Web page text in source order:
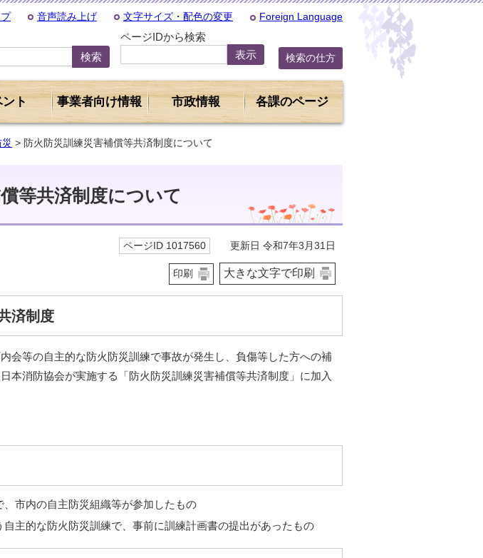
音声読み上げ 文字サイズ・配色の変更 Foreign Language
ページIDから検索
検索の仕方
ント 事業者向け情報 市政情報 各課のページ
> 防火防災訓練災害補償等共済制度について
等共済制度について
ページID 1017560 更新日 令和7年3月31日
印刷 大きな文字で印刷
済制度
会等の自主的な防火防災訓練で事故が発生し、負傷等した方への補
本消防協会が実施する「防火防災訓練災害補償等共済制度」に加入
市内の自主防災組織等が参加したもの
主的な防火防災訓練で、事前に訓練計画書の提出があったもの